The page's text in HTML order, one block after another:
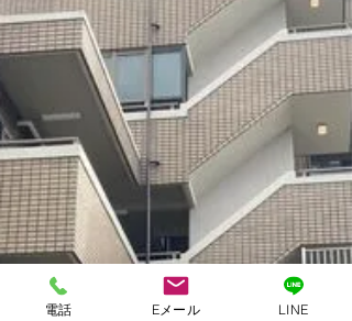
電話 Eメール LINE